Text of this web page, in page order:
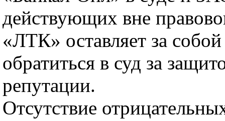
действующих вне
«ЛТК» оставляет за
обратиться в суд за
репутации.
Отсутствие